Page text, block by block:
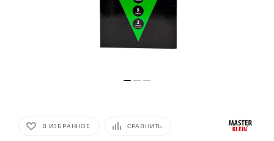
В ИЗБРАННОЕ СРАВНИТЬ